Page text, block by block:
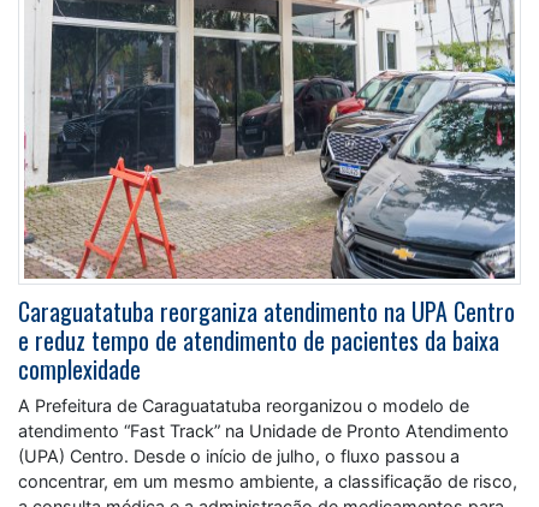
Caraguatatuba reorganiza atendimento na UPA Centro
e reduz tempo de atendimento de pacientes da baixa
complexidade
A Prefeitura de Caraguatatuba reorganizou o modelo de
atendimento “Fast Track” na Unidade de Pronto Atendimento
(UPA) Centro. Desde o início de julho, o fluxo passou a
concentrar, em um mesmo ambiente, a classificação de risco,